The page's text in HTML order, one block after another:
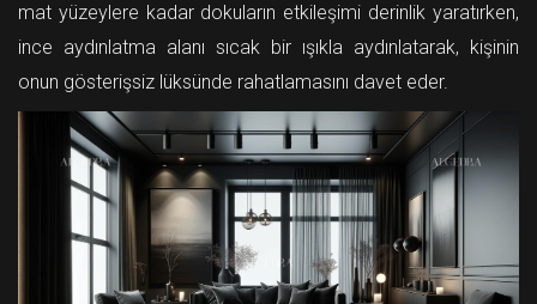
mat yüzeylere kadar dokuların etkileşimi derinlik yaratırken,
ince aydınlatma alanı sıcak bir ışıkla aydınlatarak, kişinin
onun gösterişsiz lüksünde rahatlamasını davet eder.